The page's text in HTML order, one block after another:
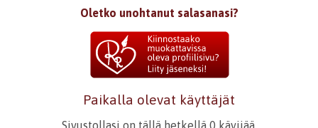
Oletko unohtanut salasanasi?
Paikalla olevat käyttäjät